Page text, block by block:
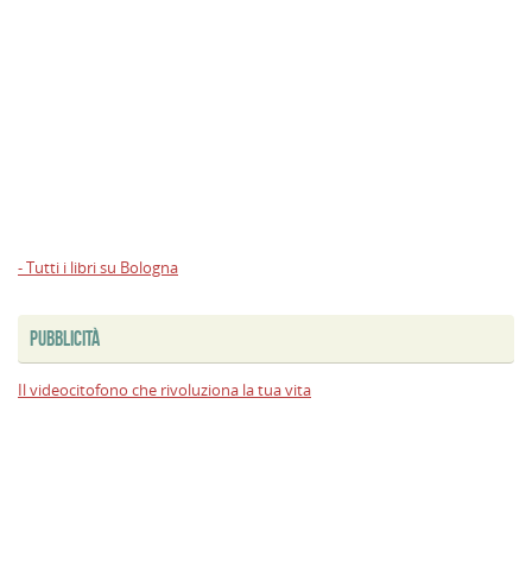
- Tutti i libri su Bologna
PUBBLICITÀ
Il videocitofono che rivoluziona la tua vita